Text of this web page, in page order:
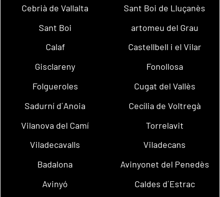
Cebrià de Vallalta
Sant Boi de Lluçanès
Sant Boi
artomeu del Grau
Calaf
Castellbell i el Vilar
Gisclareny
Fonollosa
Folgueroles
Cugat del Vallès
Sadurní d´Anoia
Cecília de Voltregà
Vilanova del Camí
Torrelavit
Viladecavalls
Viladecans
Badalona
Avinyonet del Penedès
Avinyó
Caldes d´Estrac